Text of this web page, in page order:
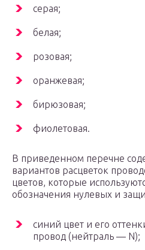
серая;
белая;
розовая;
оранжевая;
бирюзовая;
фиолетовая.
В приведенном перечне
вариантов расцветок
цветов, которые
обозначения нулевых и
синий цвет и его
провод (нейтраль — N);